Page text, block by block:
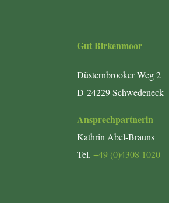
Gut Birkenmoor
Düsternbrooker Weg 2
D-24229 Schwedeneck
Ansprechpartnerin
Kathrin Abel-Brauns
Tel. +49 (0)4308 1020